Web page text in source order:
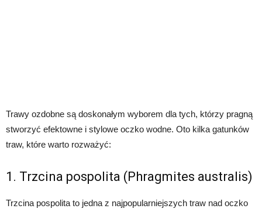
Trawy ozdobne są doskonałym wyborem dla tych, którzy pragną
stworzyć efektowne i stylowe oczko wodne. Oto kilka gatunków
traw, które warto rozważyć:
1. Trzcina pospolita (Phragmites australis)
Trzcina pospolita to jedna z najpopularniejszych traw nad oczko